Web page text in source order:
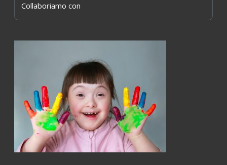
Collaboriamo con